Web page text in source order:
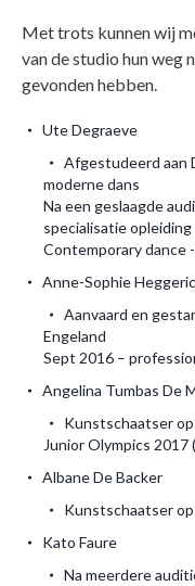
Met trots kunnen wij
van de studio hun weg
gevonden hebben.
Ute Degraeve
Afgestudeerd aan
moderne dans
Na een geslaagde
specialisatie
Contemporary dance
Anne-Sophie
Aanvaard en
Engeland
Sept 2016 –
Angelina Tumbas De
Kunstschaatser
Junior Olympics 2017
Albane De Backer
Kunstschaatser
Kato Faure
Na meerdere